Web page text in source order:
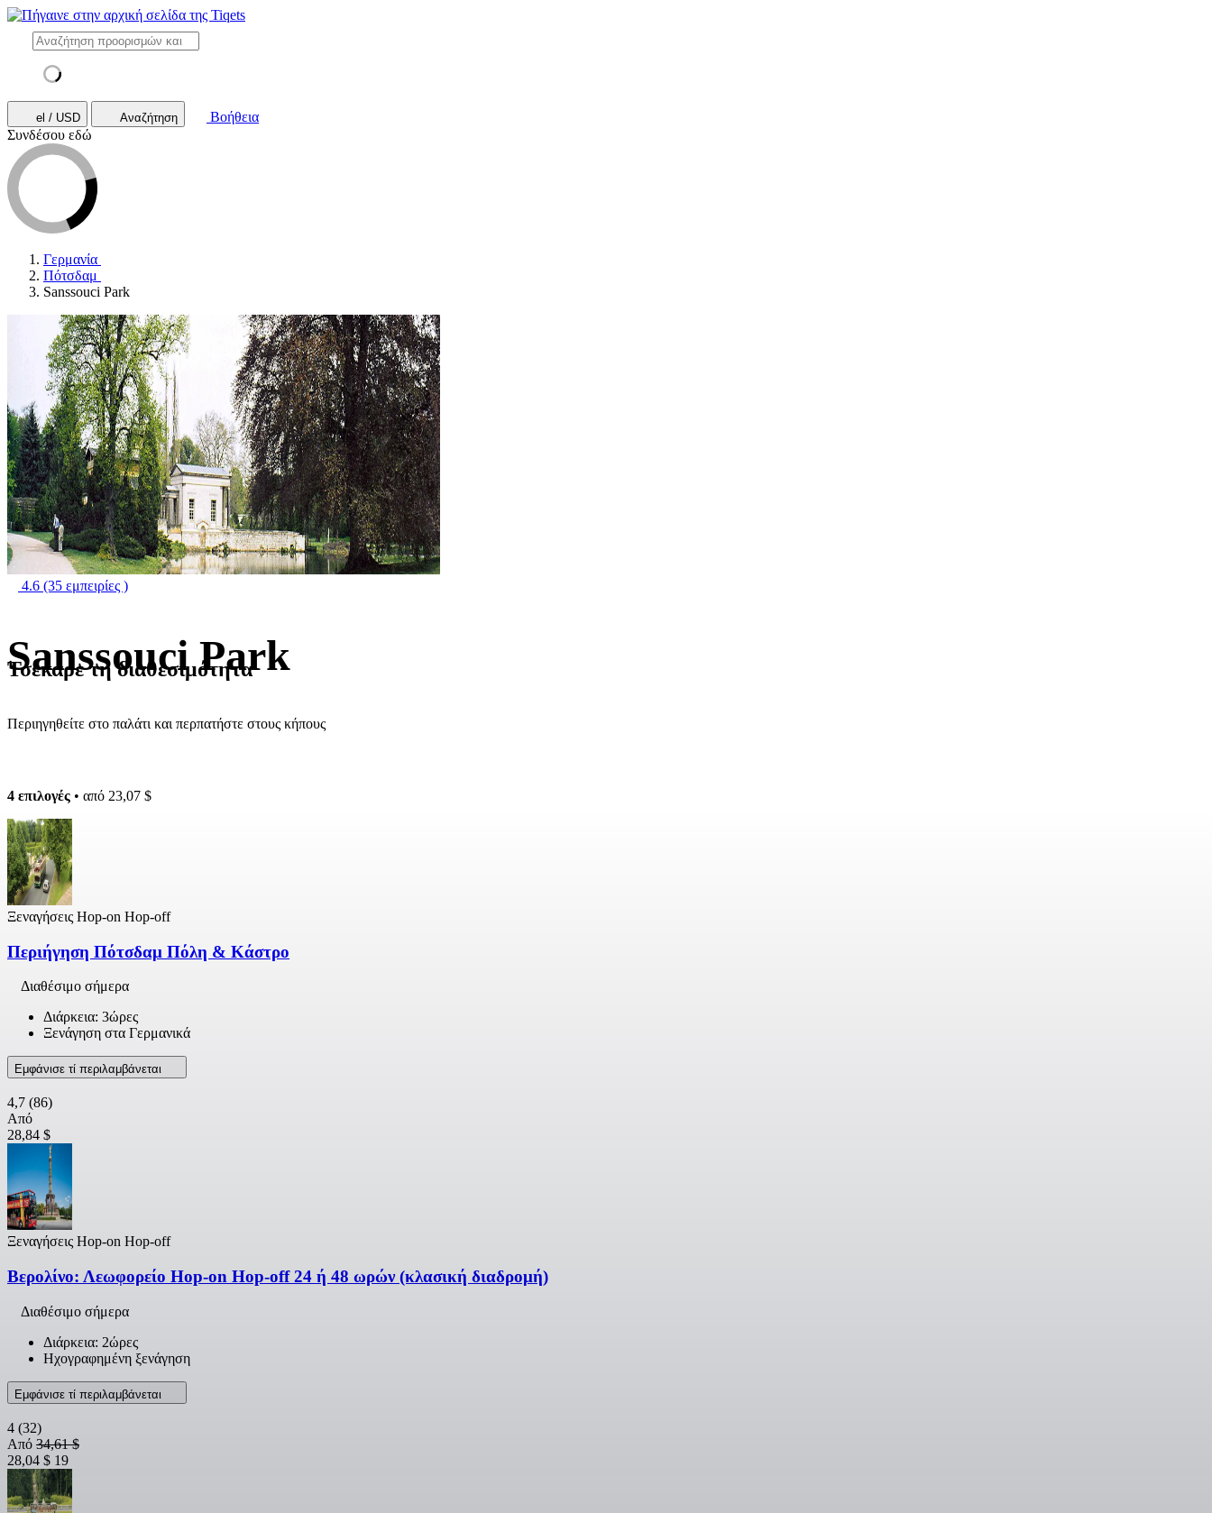
el / USD Αναζήτηση
Βοήθεια
Συνδέσου εδώ
Γερμανία
Πότσδαμ
Sanssouci Park
4.6 (35 εμπειρίες )
Sanssouci Park
Περιηγηθείτε στο παλάτι και περπατήστε στους κήπους
Τσέκαρε τη διαθεσιμότητα
4 επιλογές • από 23,07 $
Ξεναγήσεις Hop-on Hop-off
Περιήγηση Πότσδαμ Πόλη & Κάστρο
Διαθέσιμο σήμερα
Διάρκεια: 3ώρες
Ξενάγηση στα Γερμανικά
Εμφάνισε τί περιλαμβάνεται
4,7 (86)
Από
28,84 $
Ξεναγήσεις Hop-on Hop-off
Βερολίνο: Λεωφορείο Hop-on Hop-off 24 ή 48 ωρών (κλασική διαδρομή)
Διαθέσιμο σήμερα
Διάρκεια: 2ώρες
Ηχογραφημένη ξενάγηση
Εμφάνισε τί περιλαμβάνεται
4 (32)
Από 34,61 $
28,04 $ 19